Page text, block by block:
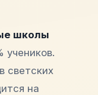
школы
светских
на